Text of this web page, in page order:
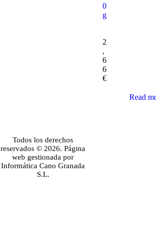
0
g
2
,
6
6
€
Read
Todos los derechos
reservados © 2026. Página
web gestionada por
Informática Cano Granada
S.L.